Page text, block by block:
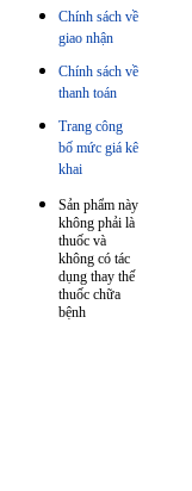
Chính sách về
giao nhận
Chính sách về
thanh toán
Trang công
bố mức giá kê
khai
Sản phẩm này
không phải là
thuốc và
không có tác
dụng thay thế
thuốc chữa
bệnh